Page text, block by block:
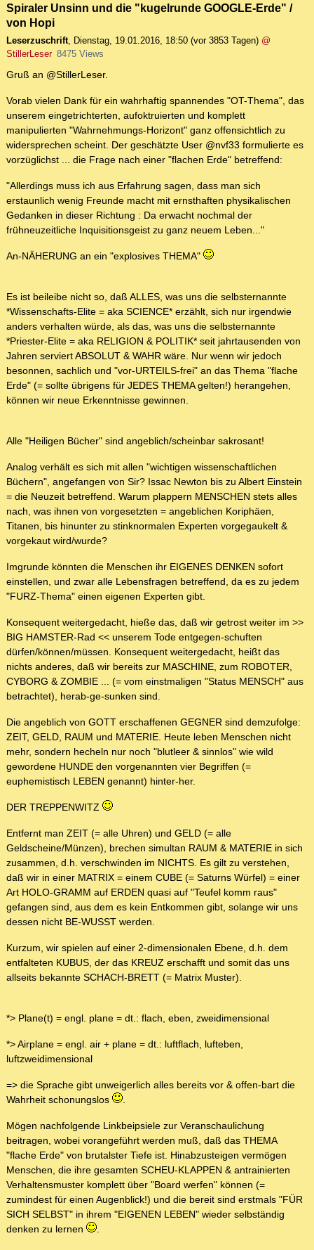
Spiraler Unsinn und die "kugelrunde GOOGLE-Erde" /
von Hopi
Leserzuschrift, Dienstag, 19.01.2016, 18:50 (vor 3853 Tagen) @
StillerLeser 8475 Views
Gruß an @StillerLeser.
Vorab vielen Dank für ein wahrhaftig spannendes "OT-Thema", das
unserem eingetrichterten, aufoktruierten und komplett
manipulierten "Wahrnehmungs-Horizont" ganz offensichtlich zu
widersprechen scheint. Der geschätzte User @nvf33 formulierte es
vorzüglichst ... die Frage nach einer "flachen Erde" betreffend:
"Allerdings muss ich aus Erfahrung sagen, dass man sich
erstaunlich wenig Freunde macht mit ernsthaften physikalischen
Gedanken in dieser Richtung : Da erwacht nochmal der
frühneuzeitliche Inquisitionsgeist zu ganz neuem Leben..."
An-NÄHERUNG an ein "explosives THEMA"
Es ist beileibe nicht so, daß ALLES, was uns die selbsternannte
*Wissenschafts-Elite = aka SCIENCE* erzählt, sich nur irgendwie
anders verhalten würde, als das, was uns die selbsternannte
*Priester-Elite = aka RELIGION & POLITIK* seit jahrtausenden von
Jahren serviert ABSOLUT & WAHR wäre. Nur wenn wir jedoch
besonnen, sachlich und "vor-URTEILS-frei" an das Thema "flache
Erde" (= sollte übrigens für JEDES THEMA gelten!) herangehen,
können wir neue Erkenntnisse gewinnen.
Alle "Heiligen Bücher" sind angeblich/scheinbar sakrosant!
Analog verhält es sich mit allen "wichtigen wissenschaftlichen
Büchern", angefangen von Sir? Issac Newton bis zu Albert Einstein
= die Neuzeit betreffend. Warum plappern MENSCHEN stets alles
nach, was ihnen von vorgesetzten = angeblichen Koriphäen,
Titanen, bis hinunter zu stinknormalen Experten vorgegaukelt &
vorgekaut wird/wurde?
Imgrunde könnten die Menschen ihr EIGENES DENKEN sofort
einstellen, und zwar alle Lebensfragen betreffend, da es zu jedem
"FURZ-Thema" einen eigenen Experten gibt.
Konsequent weitergedacht, hieße das, daß wir getrost weiter im >>
BIG HAMSTER-Rad << unserem Tode entgegen-schuften
dürfen/können/müssen. Konsequent weitergedacht, heißt das
nichts anderes, daß wir bereits zur MASCHINE, zum ROBOTER,
CYBORG & ZOMBIE ... (= vom einstmaligen "Status MENSCH" aus
betrachtet), herab-ge-sunken sind.
Die angeblich von GOTT erschaffenen GEGNER sind demzufolge:
ZEIT, GELD, RAUM und MATERIE. Heute leben Menschen nicht
mehr, sondern hecheln nur noch "blutleer & sinnlos" wie wild
gewordene HUNDE den vorgenannten vier Begriffen (=
euphemistisch LEBEN genannt) hinter-her.
DER TREPPENWITZ
Entfernt man ZEIT (= alle Uhren) und GELD (= alle
Geldscheine/Münzen), brechen simultan RAUM & MATERIE in sich
zusammen, d.h. verschwinden im NICHTS. Es gilt zu verstehen,
daß wir in einer MATRIX = einem CUBE (= Saturns Würfel) = einer
Art HOLO-GRAMM auf ERDEN quasi auf "Teufel komm raus"
gefangen sind, aus dem es kein Entkommen gibt, solange wir uns
dessen nicht BE-WUSST werden.
Kurzum, wir spielen auf einer 2-dimensionalen Ebene, d.h. dem
entfalteten KUBUS, der das KREUZ erschafft und somit das uns
allseits bekannte SCHACH-BRETT (= Matrix Muster).
*> Plane(t) = engl. plane = dt.: flach, eben, zweidimensional
*> Airplane = engl. air + plane = dt.: luftflach, lufteben,
luftzweidimensional
=> die Sprache gibt unweigerlich alles bereits vor & offen-bart die
Wahrheit schonungslos
Mögen nachfolgende Linkbeipsiele zur Veranschaulichung
beitragen, wobei vorangeführt werden muß, daß das THEMA
"flache Erde" von brutalster Tiefe ist. Hinabzusteigen vermögen
Menschen, die ihre gesamten SCHEU-KLAPPEN & antrainierten
Verhaltensmuster komplett über "Board werfen" können (=
zumindest für einen Augenblick!) und die bereit sind erstmals "FÜR
SICH SELBST" in ihrem "EIGENEN LEBEN" wieder selbständig
denken zu lernen